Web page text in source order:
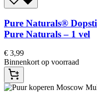
Pure Naturals®
Pure Naturals – 1 vel
€ 3,99
Binnenkort op voorraad